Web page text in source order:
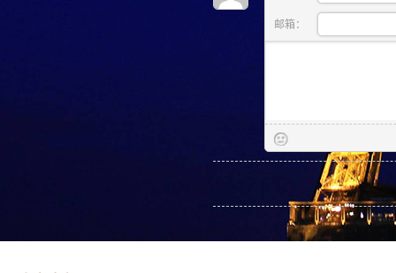
邮箱：